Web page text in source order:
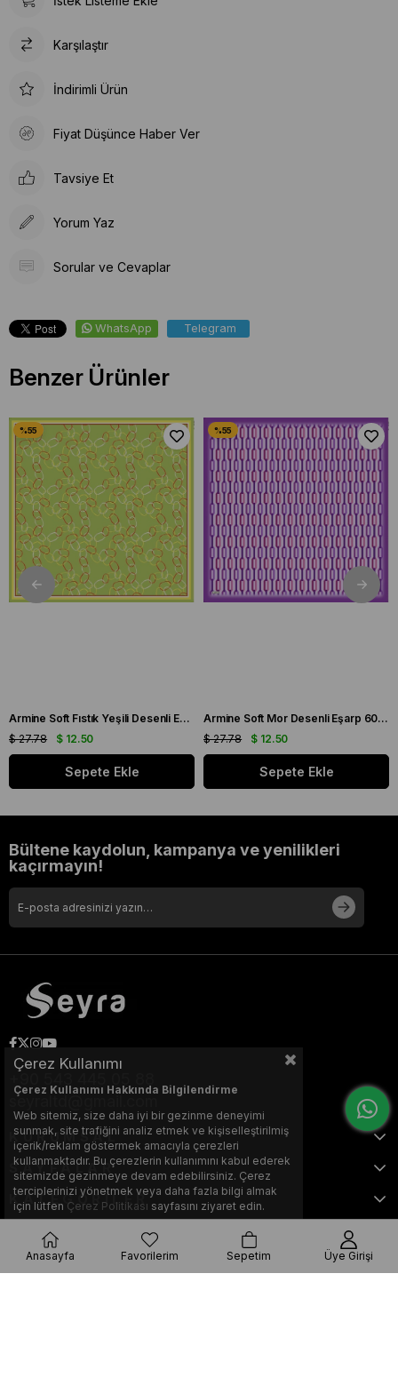
Karşılaştır
İndirimli Ürün
Fiyat Düşünce Haber Ver
Tavsiye Et
Yorum Yaz
Sorular ve Cevaplar
WhatsApp Telegram
Benzer Ürünler
Armine Soft Fıstık Yeşili Desenli Eşarp 6090 - 11
$ 12.50
$ 27.78
Sepete Ekle
Armine Soft Mor Desenli Eşarp 6087 - 16
$ 12.50
$ 27.78
Sepete Ekle
Bültene kaydolun, kampanya ve yenilikleri
kaçırmayın!
seyraltd@gmail.com
KURUMSAL
SAYFALAR
KATEGORİLER
Bu web sitesi, Nihat KILIÇARSLAN tarafından tasarlanmış ve optimize
Çerez Kullanımı
Çerez Kullanımı Hakkında Bilgilendirme
Web sitemiz, size daha iyi bir gezinme deneyimi
sunmak, site trafiğini analiz etmek ve kişiselleştirilmiş
içerik/reklam göstermek amacıyla çerezleri
kullanmaktadır. Bu çerezlerin kullanımını kabul ederek
sitemizde gezinmeye devam edebilirsiniz. Çerez
terciplerinizi yönetmek veya daha fazla bilgi almak
için lütfen Çerez Politikası sayfasını ziyaret edin.
Anasayfa Favorilerim Sepetim Üye Girişi